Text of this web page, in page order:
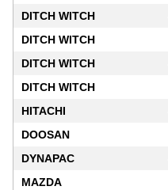
DITCH WITCH
DITCH WITCH
DITCH WITCH
DITCH WITCH
HITACHI
DOOSAN
DYNAPAC
MAZDA